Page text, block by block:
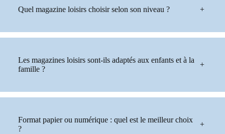
Quel magazine loisirs choisir selon son niveau ? +
Les magazines loisirs sont-ils adaptés aux enfants et à la
famille ?
+
Format papier ou numérique : quel est le meilleur choix
?
+